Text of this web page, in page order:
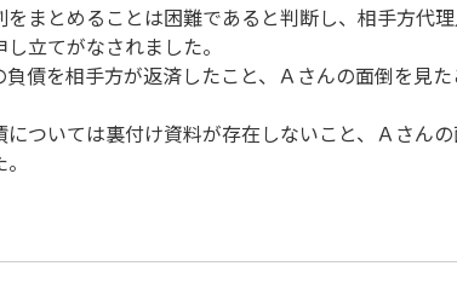
まとめることは困難であると判断し、相手方代
立てがなされました。
債を相手方が返済したこと、Ａさんの面倒を見
ついては裏付け資料が存在しないこと、Ａさん